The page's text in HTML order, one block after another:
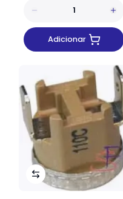
Adicionar